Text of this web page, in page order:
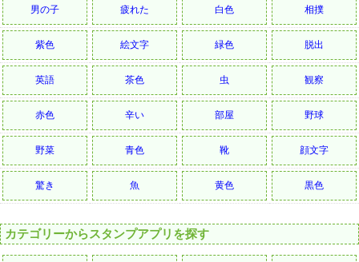
男の子 疲れた 白色 相撲
紫色 絵文字 緑色 脱出
英語 茶色 虫 観察
赤色 辛い 部屋 野球
野菜 青色 靴 顔文字
驚き 魚 黄色 黒色
カテゴリーからスタンプアプリを探す